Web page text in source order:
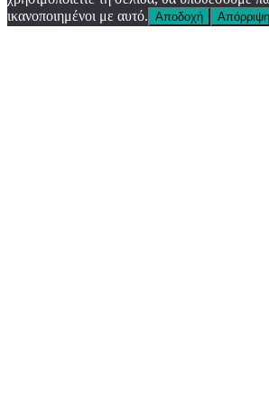
ικανοποιημένοι με αυτό. Αποδοχή Απόρριψη